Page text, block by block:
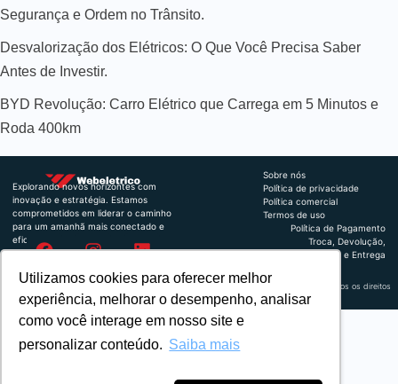
Utilizamos cookies para oferecer melhor
experiência, melhorar o desempenho, analisar
como você interage em nosso site e
personalizar conteúdo. Saiba mais
Segurança e Ordem no Trânsito.
Desvalorização dos Elétricos: O Que Você Precisa Saber
Antes de Investir.
BYD Revolução: Carro Elétrico que Carrega em 5 Minutos e
Roda 400km
Explorando novos horizontes com
inovação e estratégia. Estamos
comprometidos em liderar o caminho
para um amanhã mais conectado e
eficiente.
Sobre nós
Política de privacidade
Política comercial
Termos de uso
Política de Pagamento
Troca, Devolução,
Reembolso e Entrega
Retrocart Veiculos Eletricos LTDA CNPJ: 49.759.389/0001-42 | © 2024 Webeletrico. Todos os direitos
reservados.